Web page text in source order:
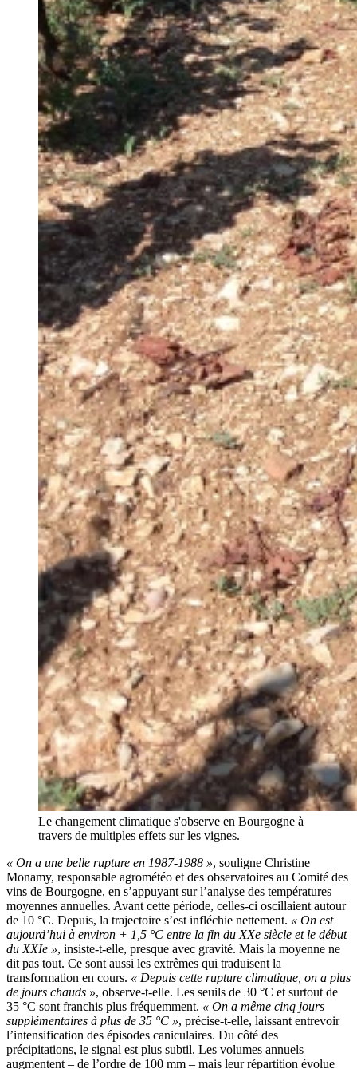
Le changement climatique s'observe en Bourgogne à
travers de multiples effets sur les vignes.
« On a une belle rupture en 1987-1988 », souligne Christine
Monamy, responsable agrométéo et des observatoires au Comité des
vins de Bourgogne, en s’appuyant sur l’analyse des températures
moyennes annuelles. Avant cette période, celles-ci oscillaient autour
de 10 °C. Depuis, la trajectoire s’est infléchie nettement. « On est
aujourd’hui à environ + 1,5 °C entre la fin du XXe siècle et le début
du XXIe », insiste-t-elle, presque avec gravité. Mais la moyenne ne
dit pas tout. Ce sont aussi les extrêmes qui traduisent la
transformation en cours. « Depuis cette rupture climatique, on a plus
de jours chauds », observe-t-elle. Les seuils de 30 °C et surtout de
35 °C sont franchis plus fréquemment. « On a même cinq jours
supplémentaires à plus de 35 °C », précise-t-elle, laissant entrevoir
l’intensification des épisodes caniculaires. Du côté des
précipitations, le signal est plus subtil. Les volumes annuels
augmentent – de l’ordre de 100 mm – mais leur répartition évolue